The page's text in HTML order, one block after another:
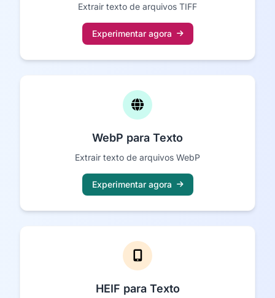
Extrair texto de arquivos TIFF
Experimentar agora
WebP para Texto
Extrair texto de arquivos WebP
Experimentar agora
HEIF para Texto